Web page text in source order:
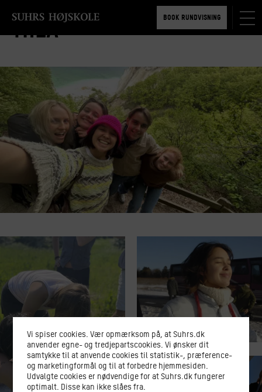
BOOK RUNDVISNING
Thea
Vi spiser cookies. Vær opmærksom på, at Suhrs.dk
anvender egne- og tredjepartscookies. Vi ønsker dit
samtykke til at anvende cookies til statistik-, præference-
og marketingformål og til at forbedre hjemmesiden.
Udvalgte cookies er nødvendige for at Suhrs.dk fungerer
optimalt. Disse kan ikke slåes fra.